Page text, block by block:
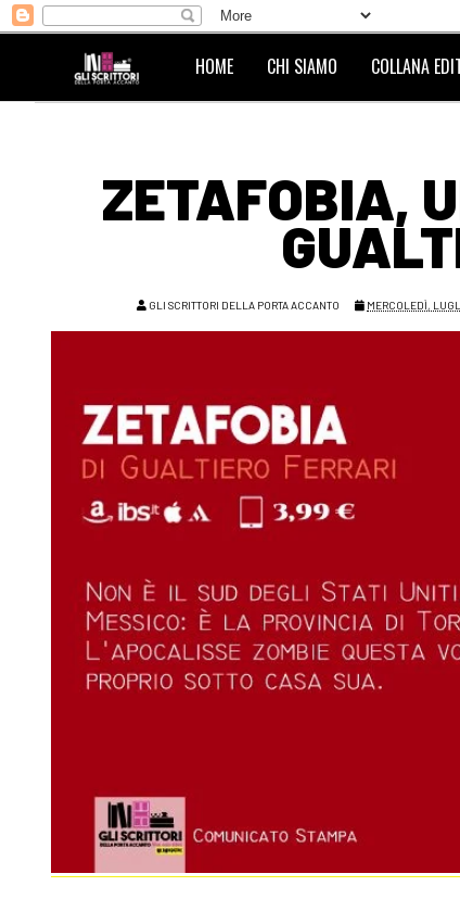
HOME CHI SIAMO COLLANA
ZETAFOBIA,
GLI SCRITTORI DELLA PORTA ACCANTO MERCOLEDÌ,